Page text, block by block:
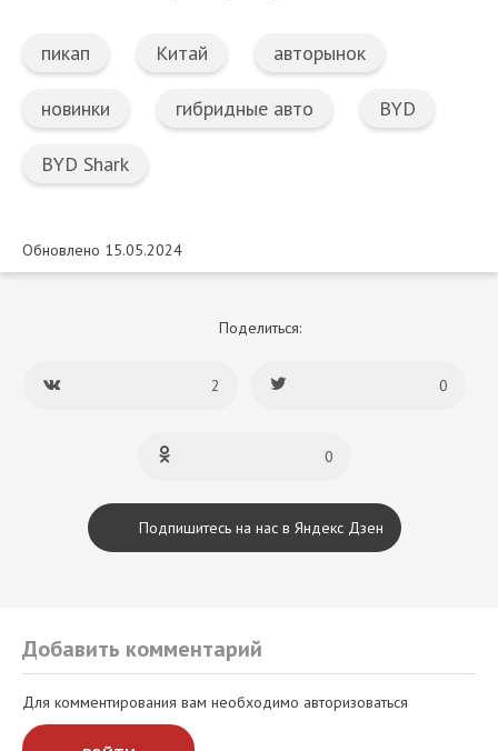
пикап Китай авторынок
новинки гибридные авто BYD
BYD Shark
Обновлено 15.05.2024
Поделиться:
2 0
0
Подпишитесь на нас в Яндекс Дзен
Добавить комментарий
Для комментирования вам необходимо авторизоваться